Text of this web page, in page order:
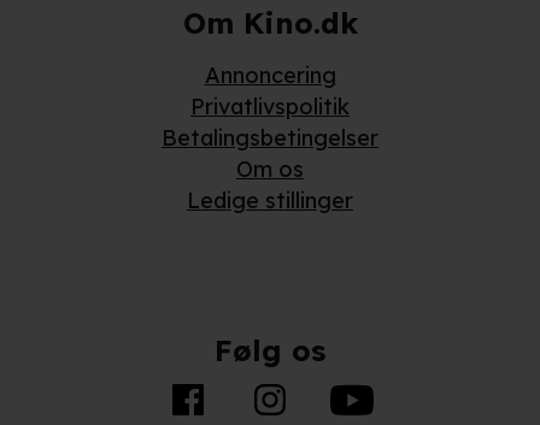
Om Kino.dk
Annoncering
Privatlivspolitik
Betalingsbetingelser
Om os
Ledige stillinger
Følg os